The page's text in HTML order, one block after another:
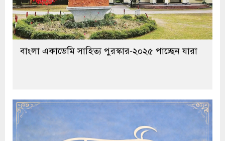
বাংলা একাডেমি সাহিত্য পুরস্কার-২০২৫ পাচ্ছেন যারা